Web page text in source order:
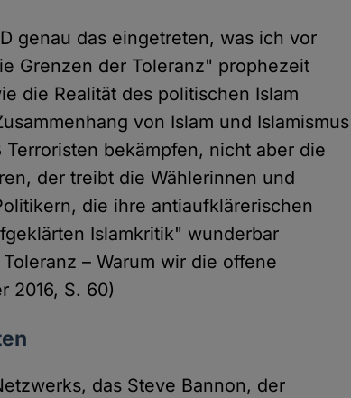
genau das eingetreten, was ich vor
Grenzen der Toleranz" prophezeit
die Realität des politischen Islam
von Islam und Islamismus
bekämpfen, nicht aber die
der treibt die Wählerinnen und
die ihre antiaufklärerischen
Islamkritik" wunderbar
– Warum wir die offene
2016, S. 60)
das Steve Bannon, der